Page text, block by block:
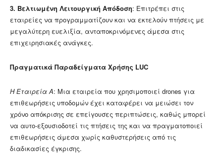
3. Βελτιωμένη Λειτουργική Απόδοση: Επιτρέπει στις
εταιρείες να προγραμματίζουν και να εκτελούν πτήσεις με
μεγαλύτερη ευελιξία, ανταποκρινόμενες άμεσα στις
επιχειρησιακές ανάγκες.
Πραγματικά Παραδείγματα Χρήσης LUC
Η Εταιρεία Α: Μια εταιρεία που χρησιμοποιεί drones για
επιθεωρήσεις υποδομών έχει καταφέρει να μειώσει τον
χρόνο απόκρισης σε επείγουσες περιπτώσεις, καθώς μπορεί
να αυτο-εξουσιοδοτεί τις πτήσεις της και να πραγματοποιεί
επιθεωρήσεις άμεσα χωρίς καθυστερήσεις από τις
διαδικασίες έγκρισης.